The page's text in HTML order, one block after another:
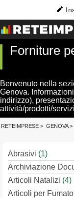
Forniture
Benvenuto nella
Genova.
indirizzo),
attività/prodotti/
RETEIMPRESE > GENOVA>
Abrasivi (1)
Archiviazione
Articoli Natalizi (4)
Articoli per